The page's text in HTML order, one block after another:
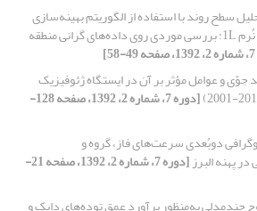
سطح روند با استفاده از الگوریتم بهینه‌سازی
اجتماع ذرات و به‌کارگیری نُرم 1L: بررسی موردی روی داده‌های گرانی منطقه
جوّی و عوامل مؤثر بر آن در ایستگاه ژئوفیزیک
[دوره 7، شماره 2، 1392، صفحه 128-
دوبُعدی سرعت‌های فاز، گروه و
پهنه البرز [دوره 7، شماره 2، 1392، صفحه 21-
چند‌‌مدلی به‌‌منظور برآورد عمق توده‌های دایک و